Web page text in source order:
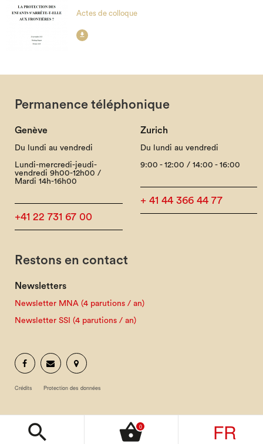
search 0
shopping_basket FR
Actes de colloque

Permanence téléphonique
Genève
Du lundi au vendredi
Lundi-mercredi-jeudi-
vendredi 9h00-12h00 /
Mardi 14h-16h00
+41 22 731 67 00
Zurich
Du lundi au vendredi
9:00 - 12:00 / 14:00 - 16:00
+ 41 44 366 44 77
Restons en contact
Newsletters
Newsletter MNA (4 parutions / an)
Newsletter SSI (4 parutions / an)
Crédits Protection des données